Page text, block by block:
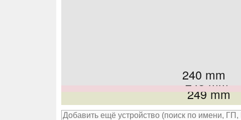
265 mm
264 mm
259 mm
250 mm
249 mm
245 mm
240 mm